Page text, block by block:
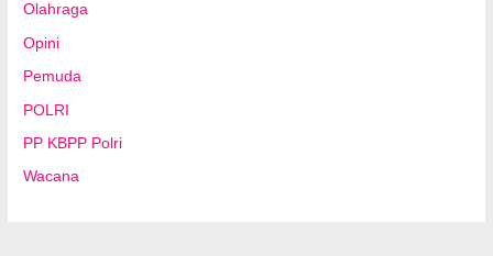
Olahraga
Opini
Pemuda
POLRI
PP KBPP Polri
Wacana